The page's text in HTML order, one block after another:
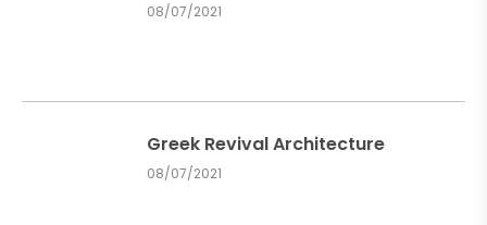
08/07/2021
Greek Revival Architecture
08/07/2021